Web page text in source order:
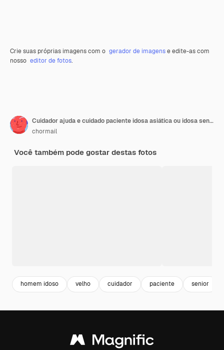
Crie suas próprias imagens com o gerador de imagense edite-as com
nosso editor de fotos.
Cuidador ajuda e cuidado paciente idosa asiática ou idosa sentada em cadeira de rodas no parque conceito médico forte e saudável
chormail
Você também pode gostar destas fotos
homem idoso velho cuidador paciente senior